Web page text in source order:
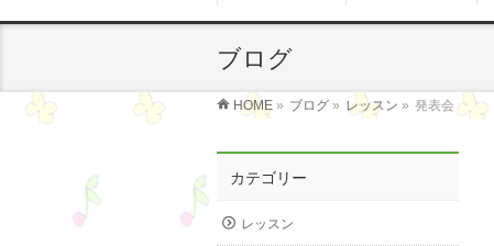
ブログ
HOME » ブログ » レッスン » 発表会
カテゴリー
レッスン